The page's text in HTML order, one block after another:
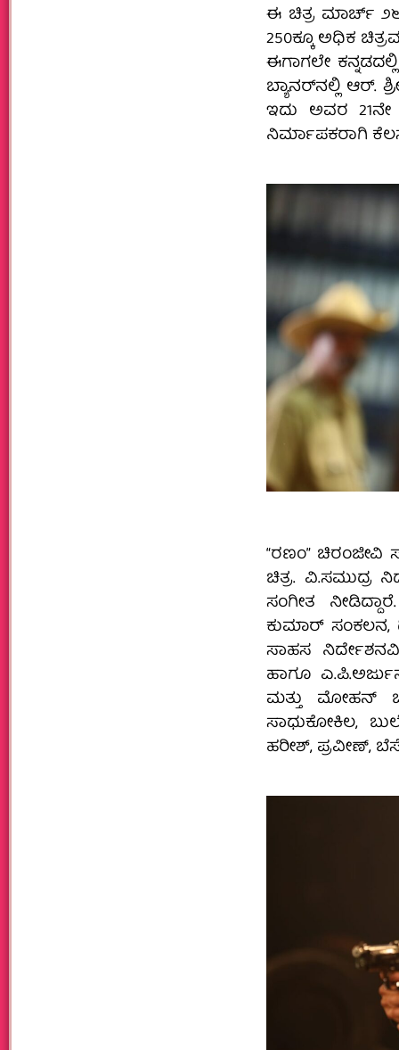
ಈ ಚಿತ್ರ ಮಾರ್ಚ್‌
250ಕ್ಕೂ ಅಧಿಕ
ಈಗಾಗಲೇ
ಬ್ಯಾನರ್‌ನಲ್ಲಿ ಆರ್.
ಇದು ಅವರ
ನಿರ್ಮಾಪಕರಾಗಿ
“ರಣಂ”
ಚಿತ್ರ. ವಿ.ಸಮುದ್ರ
ಸಂಗೀತ
ಕುಮಾರ್
ಸಾಹಸ
ಹಾಗೂ
ಮತ್ತು ಮೋಹನ್
ಸಾಧುಕೋಕಿಲ,
ಹರೀಶ್, ಪ್ರವೀಣ್,